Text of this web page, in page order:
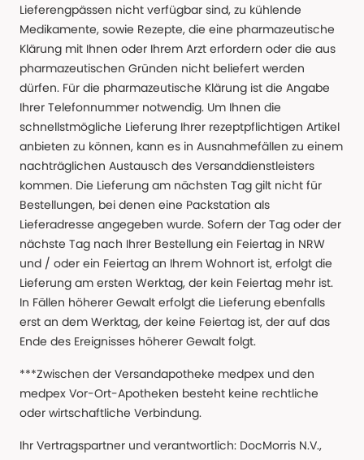
Lieferengpässen nicht verfügbar sind, zu kühlende
Medikamente, sowie Rezepte, die eine pharmazeutische
Klärung mit Ihnen oder Ihrem Arzt erfordern oder die aus
pharmazeutischen Gründen nicht beliefert werden
dürfen. Für die pharmazeutische Klärung ist die Angabe
Ihrer Telefonnummer notwendig. Um Ihnen die
schnellstmögliche Lieferung Ihrer rezeptpflichtigen Artikel
anbieten zu können, kann es in Ausnahmefällen zu einem
nachträglichen Austausch des Versanddienstleisters
kommen. Die Lieferung am nächsten Tag gilt nicht für
Bestellungen, bei denen eine Packstation als
Lieferadresse angegeben wurde. Sofern der Tag oder der
nächste Tag nach Ihrer Bestellung ein Feiertag in NRW
und / oder ein Feiertag an Ihrem Wohnort ist, erfolgt die
Lieferung am ersten Werktag, der kein Feiertag mehr ist.
In Fällen höherer Gewalt erfolgt die Lieferung ebenfalls
erst an dem Werktag, der keine Feiertag ist, der auf das
Ende des Ereignisses höherer Gewalt folgt.
***Zwischen der Versandapotheke medpex und den
medpex Vor-Ort-Apotheken besteht keine rechtliche
oder wirtschaftliche Verbindung.
Ihr Vertragspartner und verantwortlich: DocMorris N.V.,